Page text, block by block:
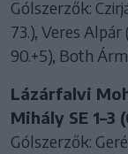
Gólszerzők:
73.), Veres
90.+5), Both
Lázárfalvi
Mihály SE 1–3
Gólszerzők: